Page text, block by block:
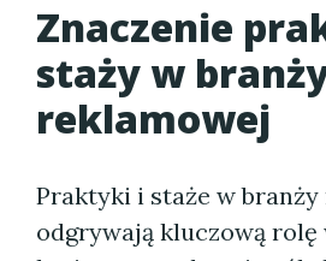
Znaczenie
staży w
reklamowej
Praktyki i staże w
odgrywają kluczową